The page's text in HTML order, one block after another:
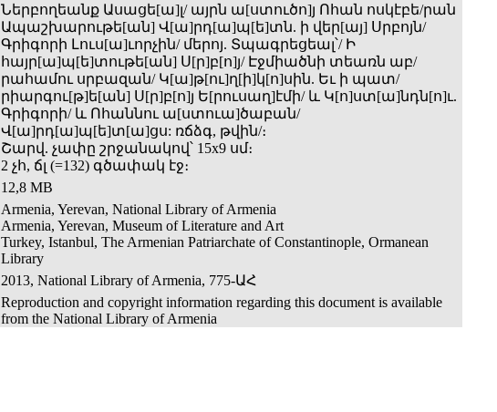
Ներբողեանք Ասացե[ա]լ/ այրն ա[ստուծո]յ Ոհան ոսկէբե/րան
Ապաշխարութե[ան] Վ[ա]րդ[ա]պ[ե]տն. ի վեր[այ] Սրբոյն/
Գրիգորի Լուս[ա]ւորչին/ մերոյ. Տպագրեցեալ՝/ Ի
հայր[ա]պ[ե]տութե[ան] Ս[ր]բ[ո]յ/ Էջմիածնի տեառն աբ/
րահամու սրբազան/ Կ[ա]թ[ու]ղ[ի]կ[ո]սին. Եւ ի պատ/
րիարգու[թ]ե[ան] Ս[ր]բ[ո]յ Ե[րուսաղ]էմի/ և Կ[ո]ստ[ա]նդն[ո]ւ.
Գրիգորի/ և Ոհաննու ա[ստուա]ծաբան/
Վ[ա]րդ[ա]պ[ե]տ[ա]ցս: ռճձգ, թվին/։
Շարվ. չափը շրջանակով՝ 15x9 սմ։
2 չհ, ճլ (=132) գծափակ էջ։
12,8 MB
Armenia, Yerevan, National Library of Armenia
Armenia, Yerevan, Museum of Literature and Art
Turkey, Istanbul, The Armenian Patriarchate of Constantinople, Ormanean
Library
2013, National Library of Armenia, 775-ԱՀ
Reproduction and copyright information regarding this document is available
from the National Library of Armenia